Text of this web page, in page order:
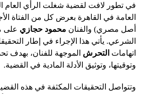
في تطور لافت لقضية شغلت الرأي العام
العامة في القاهرة بعرض كل من الفتاة
أصل مصري) والفنان محمود حجازي على
الشرعي. يأتي هذا الإجراء في إطار
اتهامات التحرش الموجهة للفنان، بهدف
وتوقيتها، وتوثيق الأدلة المادية في القضية.
وتتواصل التحقيقات المكثفة في هذه